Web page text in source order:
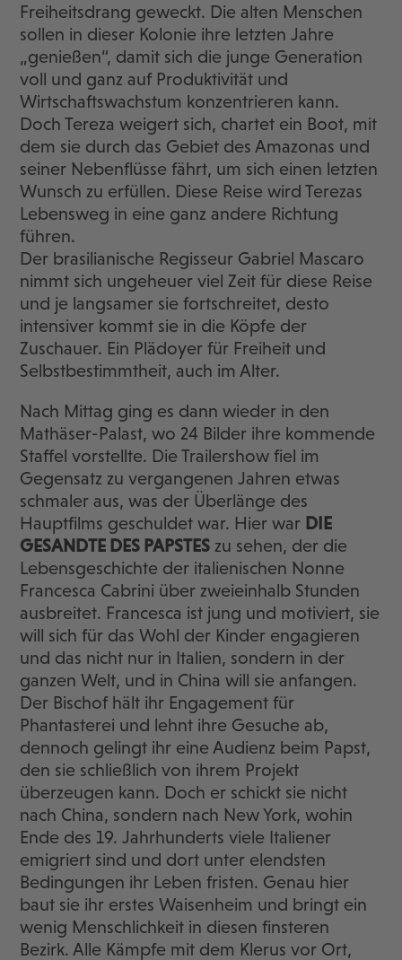
Freiheitsdrang geweckt. Die alten Menschen
sollen in dieser Kolonie ihre letzten Jahre
„genießen“, damit sich die junge Generation
voll und ganz auf Produktivität und
Wirtschaftswachstum konzentrieren kann.
Doch Tereza weigert sich, chartet ein Boot, mit
dem sie durch das Gebiet des Amazonas und
seiner Nebenflüsse fährt, um sich einen letzten
Wunsch zu erfüllen. Diese Reise wird Terezas
Lebensweg in eine ganz andere Richtung
führen.
Der brasilianische Regisseur Gabriel Mascaro
nimmt sich ungeheuer viel Zeit für diese Reise
und je langsamer sie fortschreitet, desto
intensiver kommt sie in die Köpfe der
Zuschauer. Ein Plädoyer für Freiheit und
Selbstbestimmtheit, auch im Alter.
Nach Mittag ging es dann wieder in den
Mathäser-Palast, wo 24 Bilder ihre kommende
Staffel vorstellte. Die Trailershow fiel im
Gegensatz zu vergangenen Jahren etwas
schmaler aus, was der Überlänge des
Hauptfilms geschuldet war. Hier war DIE
GESANDTE DES PAPSTES zu sehen, der die
Lebensgeschichte der italienischen Nonne
Francesca Cabrini über zweieinhalb Stunden
ausbreitet. Francesca ist jung und motiviert, sie
will sich für das Wohl der Kinder engagieren
und das nicht nur in Italien, sondern in der
ganzen Welt, und in China will sie anfangen.
Der Bischof hält ihr Engagement für
Phantasterei und lehnt ihre Gesuche ab,
dennoch gelingt ihr eine Audienz beim Papst,
den sie schließlich von ihrem Projekt
überzeugen kann. Doch er schickt sie nicht
nach China, sondern nach New York, wohin
Ende des 19. Jahrhunderts viele Italiener
emigriert sind und dort unter elendsten
Bedingungen ihr Leben fristen. Genau hier
baut sie ihr erstes Waisenheim und bringt ein
wenig Menschlichkeit in diesen finsteren
Bezirk. Alle Kämpfe mit dem Klerus vor Ort,